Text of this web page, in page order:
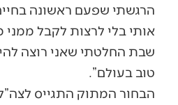
הרגשתי שפעם ראשונה
אותי בלי לרצות לקבל
שבת החלטתי שאני רוצה
טוב בעולם”.
הבחור המתוק התגייס